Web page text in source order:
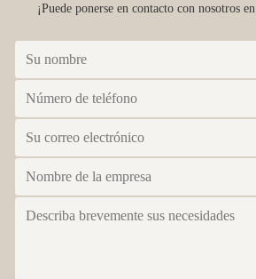
¡Puede ponerse en contacto con nosotros